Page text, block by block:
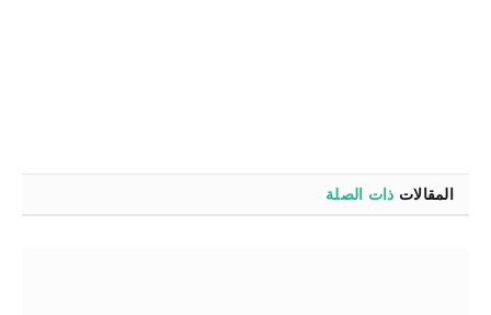
المقالات ذات الصلة